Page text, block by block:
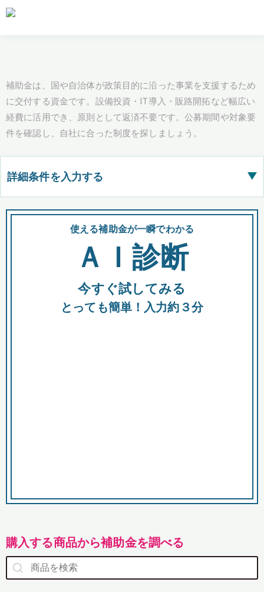
補助金は、国や自治体が政策目的に沿った事業を支援するため
に交付する資金です。設備投資・IT導入・販路開拓など幅広い
経費に活用でき、原則として返済不要です。公募期間や対象要
件を確認し、自社に合った制度を探しましょう。
詳細条件を入力する ▶
都道府県
全国の検索結果を含めて表示
助成金 融資 出資
使える補助金が一瞬でわかる
ＡＩ診断
今すぐ試してみる
とっても簡単！入力約３分
購入する商品から補助金を調べる